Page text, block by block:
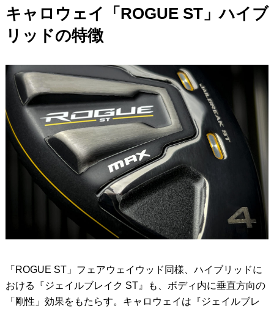
キャロウェイ「ROGUE ST」ハイブ
リッドの特徴
「ROGUE ST」フェアウェイウッド同様、ハイブリッドに
おける『ジェイルブレイク ST』も、ボディ内に垂直方向の
「剛性」効果をもたらす。キャロウェイは『ジェイルブレ